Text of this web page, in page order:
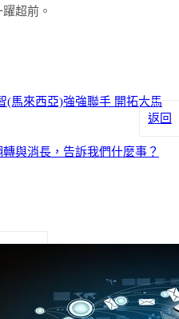
超前。
(馬來西亞)強強聯手 開拓大馬
與消長，告訴我們什麼事？
返回